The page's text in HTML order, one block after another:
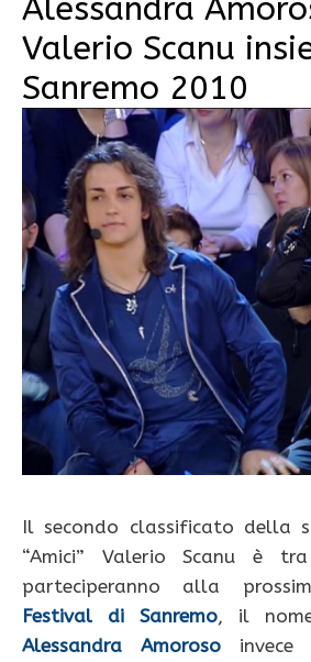
Alessandra
Valerio Scanu
Sanremo 2010
Il secondo classificato della
“Amici” Valerio Scanu è
parteciperanno alla
Festival di Sanremo, il
Alessandra Amoroso invece